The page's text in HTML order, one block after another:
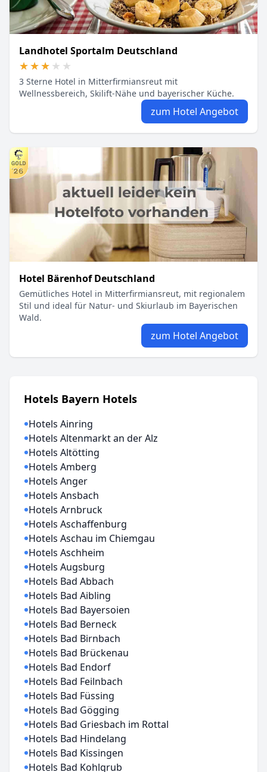
Landhotel Sportalm Deutschland
★★★★★
★★★★★
3 Sterne Hotel in Mitterfirmiansreut mit
Wellnessbereich, Skilift-Nähe und bayerischer Küche.
zum Hotel Angebot
Hotel Bärenhof Deutschland
Gemütliches Hotel in Mitterfirmiansreut, mit regionalem
Stil und ideal für Natur- und Skiurlaub im Bayerischen
Wald.
zum Hotel Angebot
Hotels Bayern Hotels
Hotels Ainring
Hotels Altenmarkt an der Alz
Hotels Altötting
Hotels Amberg
Hotels Anger
Hotels Ansbach
Hotels Arnbruck
Hotels Aschaffenburg
Hotels Aschau im Chiemgau
Hotels Aschheim
Hotels Augsburg
Hotels Bad Abbach
Hotels Bad Aibling
Hotels Bad Bayersoien
Hotels Bad Berneck
Hotels Bad Birnbach
Hotels Bad Brückenau
Hotels Bad Endorf
Hotels Bad Feilnbach
Hotels Bad Füssing
Hotels Bad Gögging
Hotels Bad Griesbach im Rottal
Hotels Bad Hindelang
Hotels Bad Kissingen
Hotels Bad Kohlgrub